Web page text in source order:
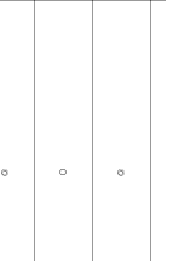
◎ ○ ◎